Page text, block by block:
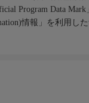
Program Data
情報」を利用し